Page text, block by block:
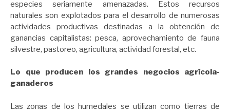
especies seriamente amenazadas. Estos recursos
naturales son explotados para el desarrollo de numerosas
actividades productivas destinadas a la obtención de
ganancias capitalistas: pesca, aprovechamiento de fauna
silvestre, pastoreo, agricultura, actividad forestal, etc.
Lo que producen los grandes negocios agrícola-
ganaderos
Las zonas de los humedales se utilizan como tierras de